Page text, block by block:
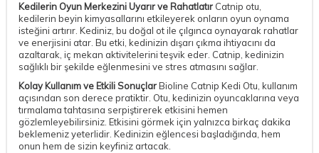
Kedilerin Oyun Merkezini Uyarır ve Rahatlatır Catnip otu,
kedilerin beyin kimyasallarını etkileyerek onların oyun oynama
isteğini artırır. Kediniz, bu doğal ot ile çılgınca oynayarak rahatlar
ve enerjisini atar. Bu etki, kedinizin dışarı çıkma ihtiyacını da
azaltarak, iç mekan aktivitelerini teşvik eder. Catnip, kedinizin
sağlıklı bir şekilde eğlenmesini ve stres atmasını sağlar.
Kolay Kullanım ve Etkili SonuçlarBioline Catnip Kedi Otu, kullanım
açısından son derece pratiktir. Otu, kedinizin oyuncaklarına veya
tırmalama tahtasına serpiştirerek etkisini hemen
gözlemleyebilirsiniz. Etkisini görmek için yalnızca birkaç dakika
beklemeniz yeterlidir. Kedinizin eğlencesi başladığında, hem
onun hem de sizin keyfiniz artacak.